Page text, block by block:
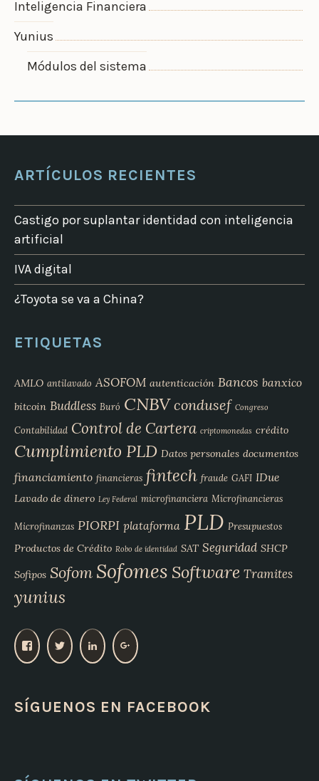
Inteligencia Financiera
Yunius
Módulos del sistema
ARTÍCULOS RECIENTES
Castigo por suplantar identidad con inteligencia
artificial
IVA digital
¿Toyota se va a China?
ETIQUETAS
AMLO antilavado ASOFOM autenticación Bancos banxico
bitcoin Buddless Buró CNBVcondusef Congreso
Contabilidad Control de Cartera criptomonedas crédito
Cumplimiento PLD Datos personales documentos
financiamiento financieras fintech fraude GAFI IDue
Lavado de dinero Ley Federal microfinanciera Microfinancieras
Microfinanzas PIORPI plataforma PLD Presupuestos
Productos de Crédito Robo de identidad SAT Seguridad SHCP
Sofipos Sofom Sofomes Software Tramites
yunius
V
p
e
e
V
e
V
e
V
SÍGUENOS EN FACEBOOK